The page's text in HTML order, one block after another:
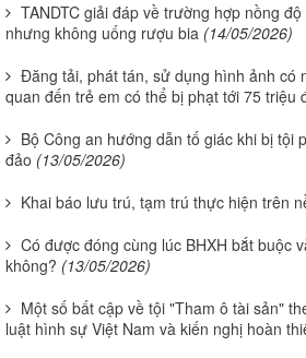
TANDTC giải đáp về trường hợp nồng
nhưng không uống rượu bia (14/05/2026)
Đăng tải, phát tán, sử dụng hình ảnh có
quan đến trẻ em có thể bị phạt tới 75 triệu
Bộ Công an hướng dẫn tố giác khi bị tội
đảo (13/05/2026)
Khai báo lưu trú, tạm trú thực hiện trên
Có được đóng cùng lúc BHXH bắt buộc
không? (13/05/2026)
Một số bất cập về tội "Tham ô tài sản"
luật hình sự Việt Nam và kiến nghị hoàn